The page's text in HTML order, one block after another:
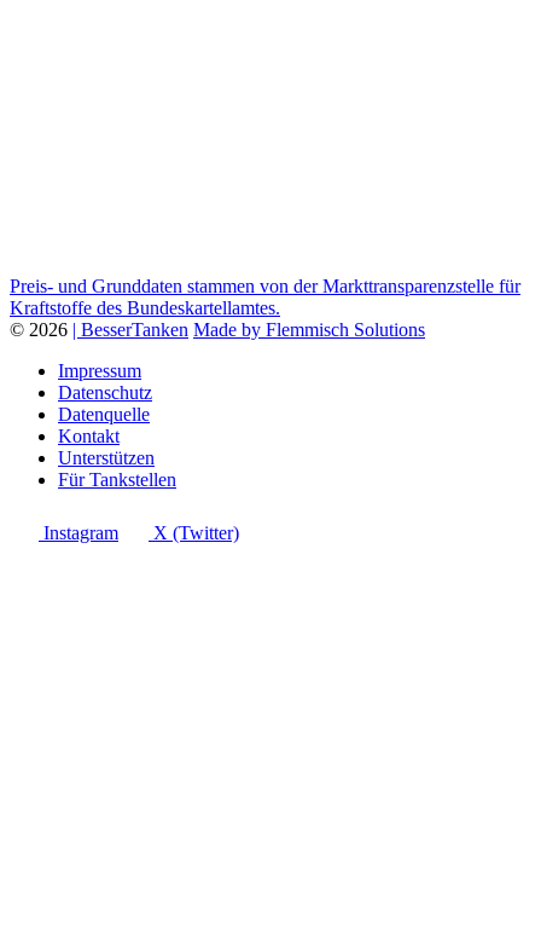
Preis- und Grunddaten stammen von der Markttransparenzstelle für
Kraftstoffe des Bundeskartellamtes.
© 2026 | BesserTanken Made by Flemmisch Solutions
Impressum
Datenschutz
Datenquelle
Kontakt
Unterstützen
Für Tankstellen
Instagram X (Twitter)